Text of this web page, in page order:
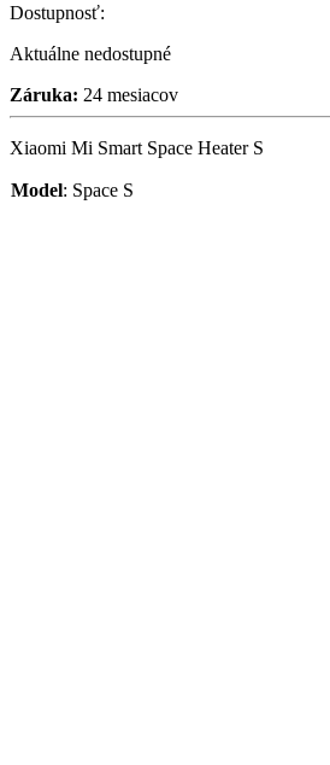
Dostupnosť:
Aktuálne nedostupné
Záruka: 24 mesiacov
Xiaomi Mi Smart Space Heater S
Model: Space S